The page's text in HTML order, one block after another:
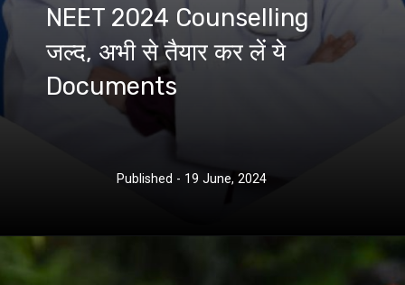
NEET 2024 Counselling
जल्द, अभी से तैयार कर लें ये
Documents
Published - 19 June, 2024